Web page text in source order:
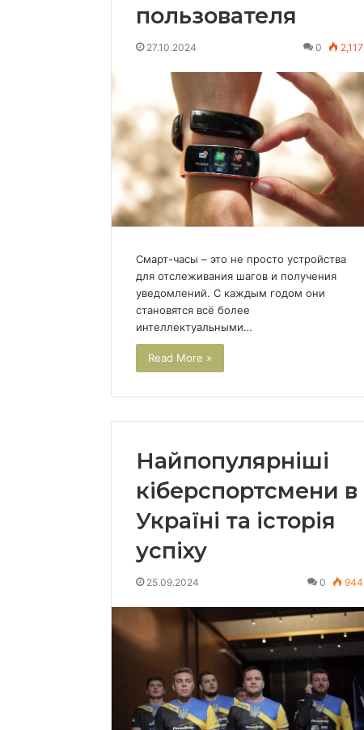
пользователя
27.10.2024 0 2,117
Смарт-часы – это не просто устройства
для отслеживания шагов и получения
уведомлений. С каждым годом они
становятся всё более
интеллектуальными…
Read More »
Найпопулярніші
кіберспортсмени в
Україні та історія
успіху
25.09.2024 0 944